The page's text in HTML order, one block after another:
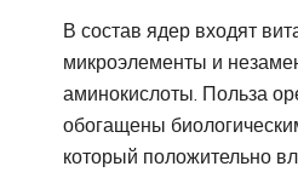
В состав ядер входят
микроэлементы и
аминокислоты. Польза
обогащены
который положительно